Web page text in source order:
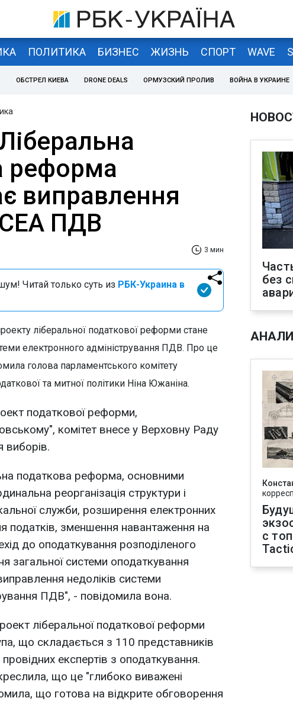
ПОЛИТИКА БИЗНЕС ЖИЗНЬ СПОРТ WAVE
ОБСТРЕЛ КИЕВА DRONE DEALS ОРМУЗСКИЙ ПРОЛИВ ВОЙНА В УКРАИНЕ
реформа
виправлення
СЕА ПДВ
3 мин
Читай только суть из РБК-Украина в
ліберальної податкової реформи стане
електронного адміністрування ПДВ. Про це
голова парламентського комітету
та митної політики Ніна Южаніна.
податкової реформи,
комітет внесе у Верховну Раду
виборів.
податкова реформа, основними
реорганізація структури і
служби, розширення електронних
податків, зменшення навантаження на
до оподаткування розподіленого
загальної системи оподаткування
недоліків системи
ПДВ", - повідомила вона.
ліберальної податкової реформи
що складається з 110 представників
експертів з оподаткування.
що це "глибоко виважені
що готова на відкрите обговорення
без
с